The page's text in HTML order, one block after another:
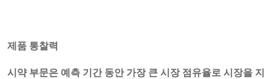
제품 통찰력
시약 부문은 예측 기간 동안 가장 큰 시장 점유율로 시장을 지